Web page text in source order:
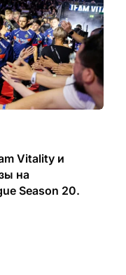
Vitality и
на
Season 20.